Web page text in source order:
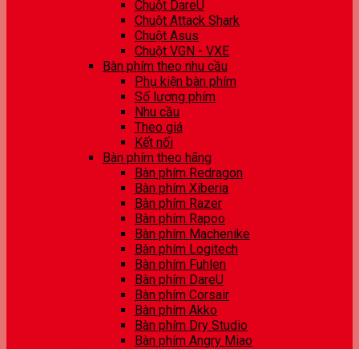
Chuột DareU
Chuột Attack Shark
Chuột Asus
Chuột VGN - VXE
Bàn phím theo nhu cầu
Phụ kiện bàn phím
Số lượng phím
Nhu cầu
Theo giá
Kết nối
Bàn phím theo hãng
Bàn phím Redragon
Bàn phím Xiberia
Bàn phím Razer
Bàn phím Rapoo
Bàn phím Machenike
Bàn phím Logitech
Bàn phím Fuhlen
Bàn phím DareU
Bàn phím Corsair
Bàn phím Akko
Bàn phím Dry Studio
Bàn phím Angry Miao